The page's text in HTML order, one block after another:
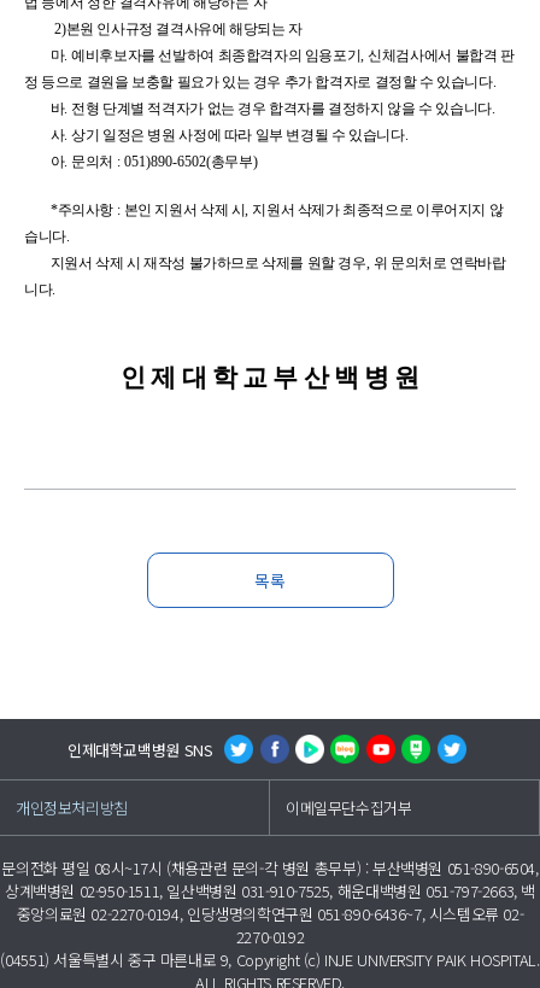
2)본원 인사규정 결격사유에 해당되는 자
마.예비후보자를 선발하여 최종합격자의 임용포기,신체검사에서 불합격 판
정 등으로 결원을 보충할 필요가 있는 경우 추가 합격자로 결정할 수 있습니다.
바. 전형 단계별 적격자가 없는 경우 합격자를 결정하지 않을 수 있습니다.
사.상기 일정은 병원 사정에 따라 일부 변경될 수 있습니다.
아. 문의처 : 051)890-6502(총무부)
*주의사항 : 본인 지원서 삭제 시, 지원서 삭제가 최종적으로 이루어지지 않
습니다.
지원서 삭제 시 재작성 불가하므로 삭제를 원할 경우, 위 문의처로 연락바랍
니다.
인 제 대 학 교 부 산 백 병 원
목록
인제대학교백병원 SNS
개인정보처리방침 이메일무단수집거부
문의전화 평일 08시~17시 (채용관련 문의-각 병원 총무부) : 부산백병원 051-890-6504,
상계백병원 02-950-1511, 일산백병원 031-910-7525, 해운대백병원 051-797-2663, 백
중앙의료원 02-2270-0194, 인당생명의학연구원 051-890-6436~7, 시스템오류 02-
2270-0192
(04551) 서울특별시 중구 마른내로 9, Copyright (c) INJE UNIVERSITY PAIK HOSPITAL.
ALL RIGHTS RESERVED.